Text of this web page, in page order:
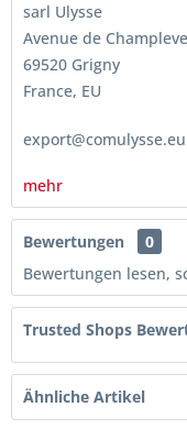
sarl Ulysse
Avenue de
69520 Grigny
France, EU
export@comulysse.eu
mehr
Bewertungen
0
Bewertungen lesen,
Trusted Shops
Ähnliche Artikel